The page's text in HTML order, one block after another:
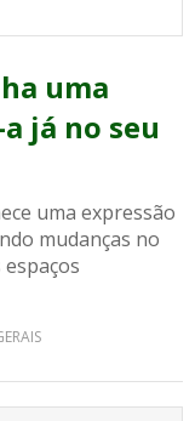
uma
já no seu
uma expressão
mudanças no